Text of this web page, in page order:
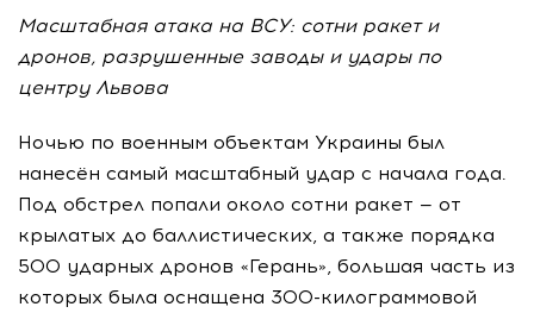
Масштабная атака на ВСУ: сотни ракет и
дронов, разрушенные заводы и удары по
центру Львова
Ночью по военным объектам Украины был
нанесён самый масштабный удар с начала года.
Под обстрел попали около сотни ракет — от
крылатых до баллистических, а также порядка
500 ударных дронов «Герань», большая часть из
которых была оснащена 300-килограммовой